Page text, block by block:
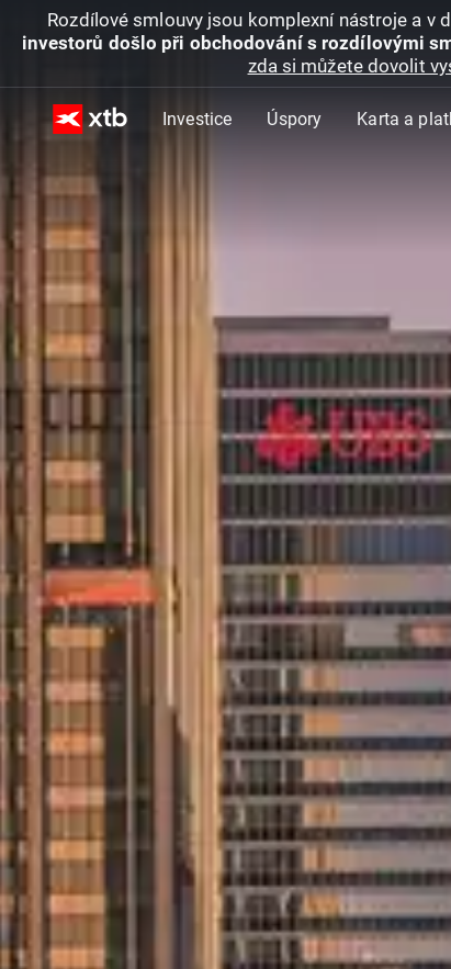
Rozdílové smlouvy jsou komplexní nástroje a v
investorů došlo při obchodování s rozdílovými
zda si můžete dovolit
Investice Úspory Karta a